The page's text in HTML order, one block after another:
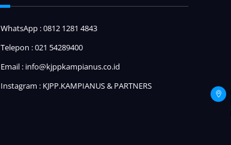
WhatsApp : 0812 1281 4843
Telepon : 021 54289400
Email : info@kjppkampianus.co.id
Instagram : KJPP.KAMPIANUS & PARTNERS